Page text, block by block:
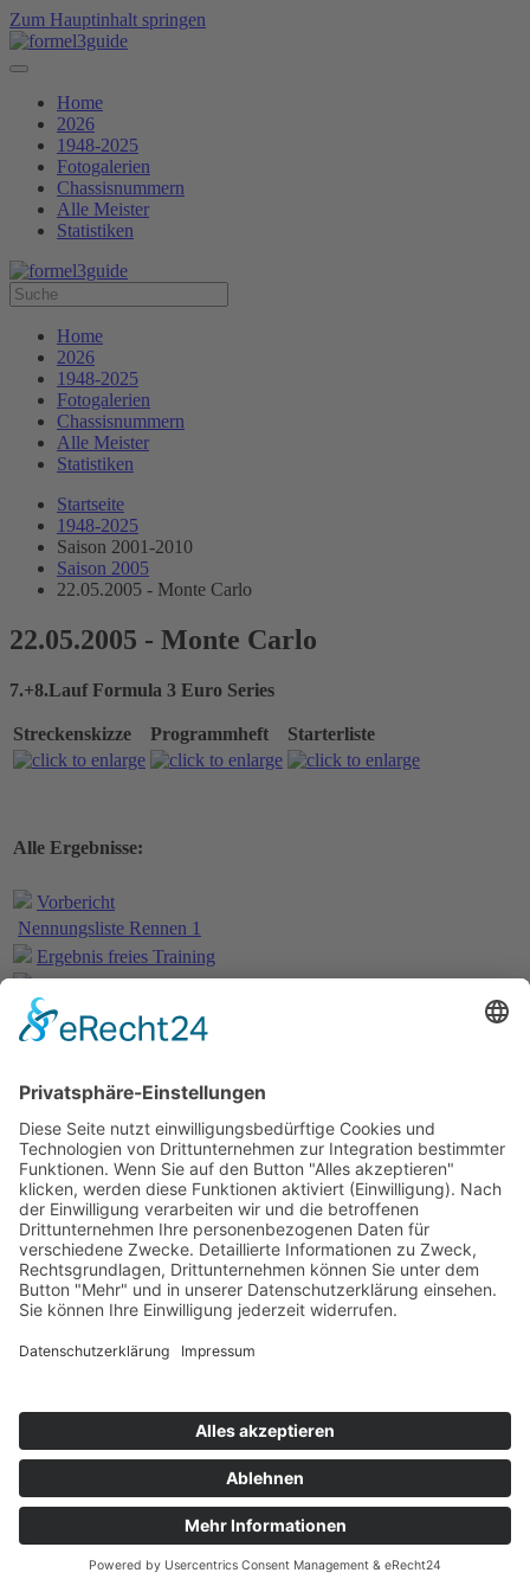
Zum Hauptinhalt springen
Home
2026
1948-2025
Fotogalerien
Chassisnummern
Alle Meister
Statistiken
Home
2026
1948-2025
Fotogalerien
Chassisnummern
Alle Meister
Statistiken
Startseite
1948-2025
Saison 2001-2010
Saison 2005
22.05.2005 - Monte Carlo
22.05.2005 - Monte Carlo
7.+8.Lauf Formula 3 Euro Series
Streckenskizze Programmheft Starterliste
Alle Ergebnisse:
Vorbericht
Nennungsliste Rennen 1
Ergebnis freies Training
Bericht freies Training
Ergebnis Zeittraining
Bericht Zeittraining
Ergebnis Rennen 1
Original Zeitnahme
Bericht Rennen 1
Nennungsliste Rennen 2
Startaufstellung Rennen 2
Ergebnis Rennen 2
Original Zeitnahme
Rundentabelle Rennen 2
Bericht Rennen 2
Impressum
Jahrbuch
Cookie-Einstellungen
Copyright © www.formel3guide.com 2001 -2026